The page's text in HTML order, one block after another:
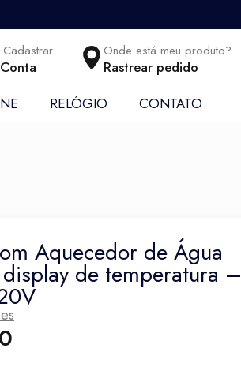
Onde está meu produto?
Rastrear pedido
RELÓGIO CONTATO
Aquecedor de Água
de temperatura –